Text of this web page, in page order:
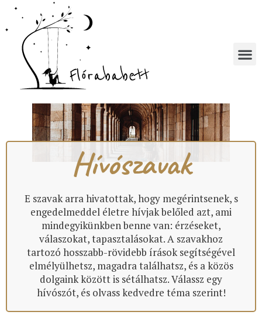
Hívószavak
E szavak arra hivatottak, hogy megérintsenek, s
engedelmeddel életre hívjak belőled azt, ami
mindegyikünkben benne van: érzéseket,
válaszokat, tapasztalásokat. A szavakhoz
tartozó hosszabb-rövidebb írások segítségével
elmélyülhetsz, magadra találhatsz, és a közös
dolgaink között is sétálhatsz. Válassz egy
hívószót, és olvass kedvedre téma szerint!